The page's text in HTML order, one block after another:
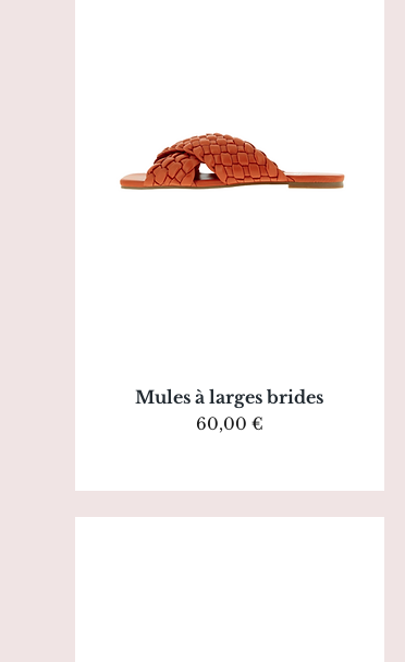
Aperçu rapide
Mules à larges brides
Prix
60,00 €